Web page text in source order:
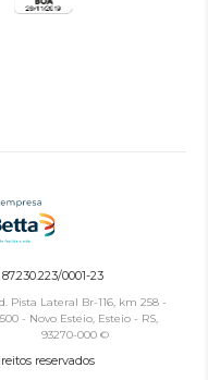
0001-23
Pista Lateral Br-116, km 258 -
- Novo Esteio, Esteio - RS,
93270-000 ©
reservados